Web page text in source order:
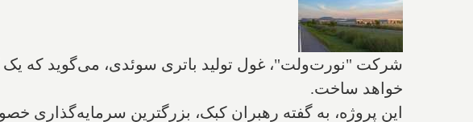
شرکت "نورت‌ولت"، غول تولید باتری سوئدی، می‌گوید که یک
خواهد ساخت.
این پروژه، به گفته رهبران کبک، بزرگترین سرمایه‌گذاری